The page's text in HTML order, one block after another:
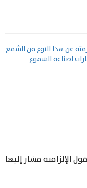
عن هذا النوع من الشمع
لصناعة الشموع
الإلزامية مشار إليها